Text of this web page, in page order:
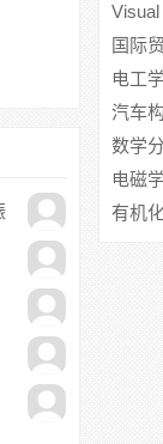
峰)
课后
国际
(吴国
电工
答案 (
汽车
家瑞)
数学
阳光
大学
电磁
华 陈
有机